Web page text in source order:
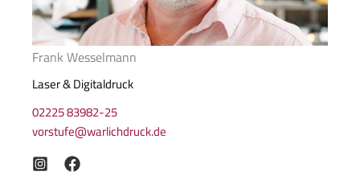
Frank Wesselmann
Laser & Digitaldruck
02225 83982-25
vorstufe@warlichdruck.de